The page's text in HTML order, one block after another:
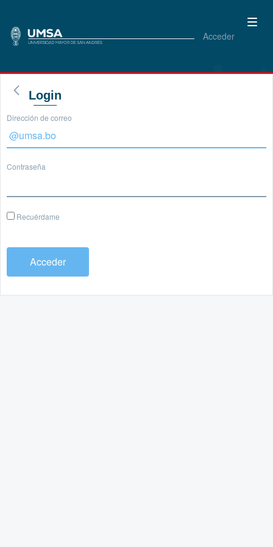
Acceder
Login
Dirección de correo
Contraseña
Recuérdame
Acceder